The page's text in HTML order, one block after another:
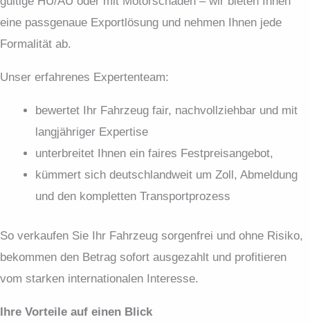
eine passgenaue Export­lösung und nehmen Ihnen jede
Formalität ab.
Unser erfahrenes Expertenteam:
bewertet Ihr Fahrzeug fair, nachvollziehbar und mit
langjähriger Expertise
unterbreitet Ihnen ein faires Festpreis­angebot,
kümmert sich deutschlandweit um Zoll, Abmeldung
und den kompletten Transportprozess
So verkaufen Sie Ihr Fahrzeug sorgenfrei und ohne Risiko,
bekommen den Betrag sofort ausgezahlt und profitieren
vom starken internationalen Interesse.
Ihre Vorteile auf einen Blick